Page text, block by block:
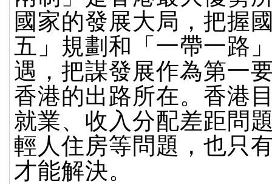
國家的發展大局，把握
五」規劃和「一帶一路
遇，把謀發展作為第一
香港的出路所在。香港
就業、收入分配差距問
輕人住房等問題，也只
才能解決。